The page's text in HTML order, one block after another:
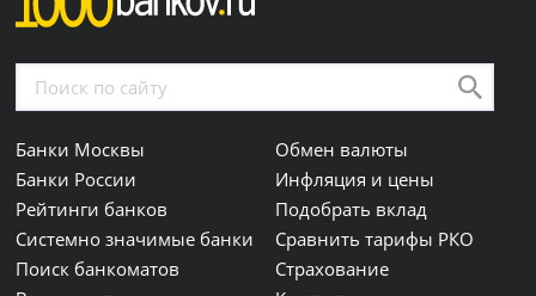
Банки Москвы
Банки России
Рейтинги банков
Системно значимые банки
Поиск банкоматов
Обмен валюты
Инфляция и цены
Подобрать вклад
Сравнить тарифы РКО
Страхование